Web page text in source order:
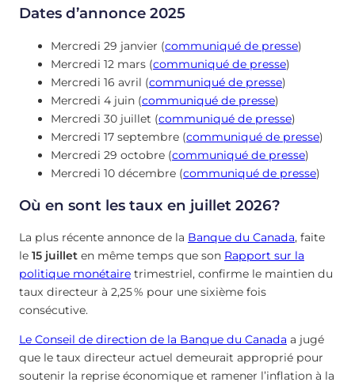
Dates d’annonce 2025
Mercredi 29 janvier (communiqué de presse)
Mercredi 12 mars (communiqué de presse)
Mercredi 16 avril (communiqué de presse)
Mercredi 4 juin (communiqué de presse)
Mercredi 30 juillet (communiqué de presse)
Mercredi 17 septembre (communiqué de presse)
Mercredi 29 octobre (communiqué de presse)
Mercredi 10 décembre (communiqué de presse)
Où en sont les taux en juillet 2026?
La plus récente annonce de la Banque du Canada, faite
le 15 juillet en même temps que son Rapport sur la
politique monétaire trimestriel, confirme le maintien du
taux directeur à 2,25% pour une sixième fois
consécutive.
Le Conseil de direction de la Banque du Canada a jugé
que le taux directeur actuel demeurait approprié pour
soutenir la reprise économique et ramener l’inflation à la